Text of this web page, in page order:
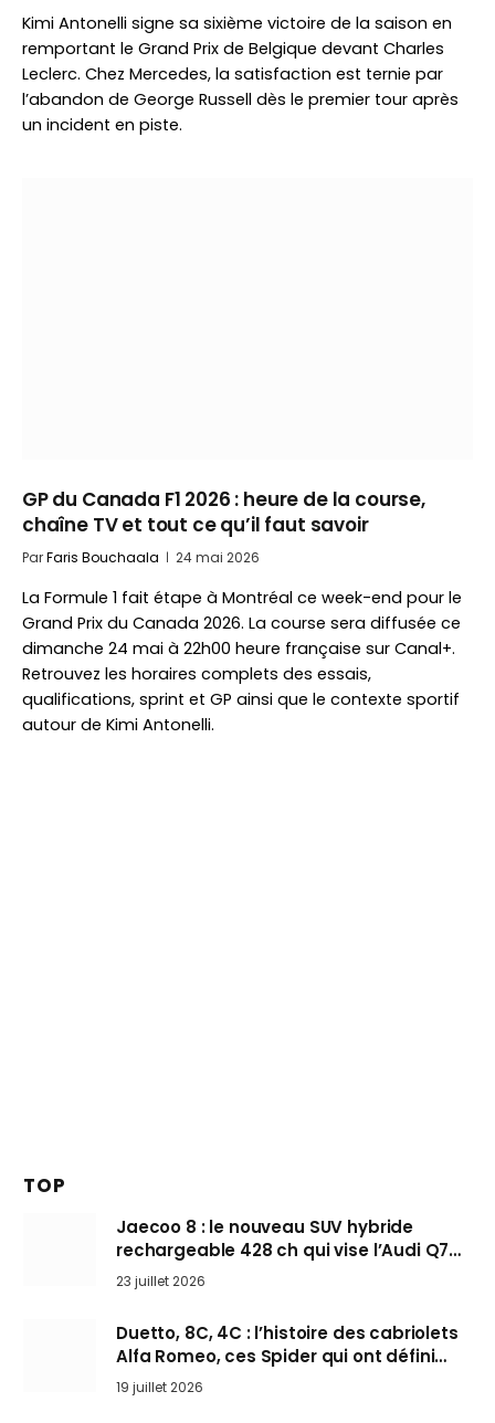
Kimi Antonelli signe sa sixième victoire de la saison en
remportant le Grand Prix de Belgique devant Charles
Leclerc. Chez Mercedes, la satisfaction est ternie par
l’abandon de George Russell dès le premier tour après
un incident en piste.
GP du Canada F1 2026 : heure de la course,
chaîne TV et tout ce qu’il faut savoir
ParFaris Bouchaala 24 mai 2026
La Formule 1 fait étape à Montréal ce week-end pour le
Grand Prix du Canada 2026. La course sera diffusée ce
dimanche 24 mai à 22h00 heure française sur Canal+.
Retrouvez les horaires complets des essais,
qualifications, sprint et GP ainsi que le contexte sportif
autour de Kimi Antonelli.
TOP
Jaecoo 8 : le nouveau SUV hybride
rechargeable 428 ch qui vise l’Audi Q7
arrive en Europe cet automne
23 juillet 2026
Duetto, 8C, 4C : l’histoire des cabriolets
Alfa Romeo, ces Spider qui ont défini
l’art de rouler cheveux au vent
19 juillet 2026